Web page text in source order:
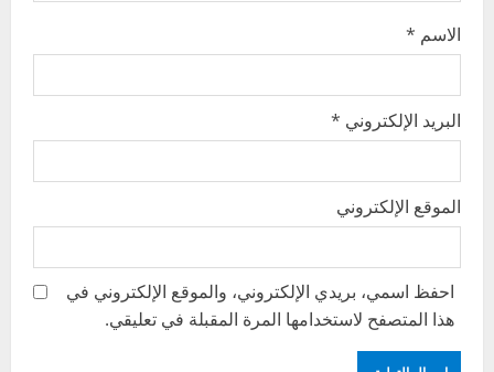
الاسم *
البريد الإلكتروني *
الموقع الإلكتروني
احفظ اسمي، بريدي الإلكتروني، والموقع الإلكتروني في
هذا المتصفح لاستخدامها المرة المقبلة في تعليقي.